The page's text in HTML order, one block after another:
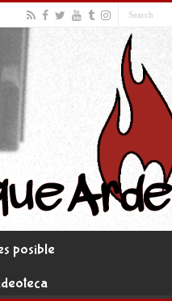
posible